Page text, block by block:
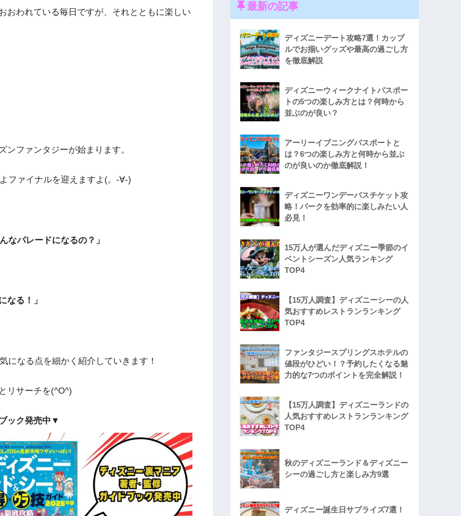
おわれている毎日ですが、それとともに楽しい
ファンタジーが始まります。
ファイナルを迎えますよ(。-∀-)
なパレードになるの？」
なる！」
になる点を細かく紹介していきます！
リサーチを(^O^)
ック発売中▼
最新の記事
ディズニーデート攻略7選！カップ
ルでお揃いグッズや最高の過ごし方
を徹底解説
ディズニーウィークナイトパスポー
トの5つの楽しみ方とは？何時から
並ぶのが良い？
アーリーイブニングパスポートと
は？6つの楽しみ方と何時から並ぶ
のが良いのか徹底解説！
ディズニーワンデーパスチケット攻
略！パークを効率的に楽しみたい人
必見！
15万人が選んだディズニー季節のイ
ベントシーズン人気ランキング
TOP4
【15万人調査】ディズニーシーの人
気おすすめレストランランキング
TOP4
ファンタジースプリングスホテルの
値段がひどい！？予約したくなる魅
力的な7つのポイントを完全解説！
【15万人調査】ディズニーランドの
人気おすすめレストランランキング
TOP4
秋のディズニーランド＆ディズニー
シーの過ごし方と楽しみ方9選
ディズニー誕生日サプライズ7選！